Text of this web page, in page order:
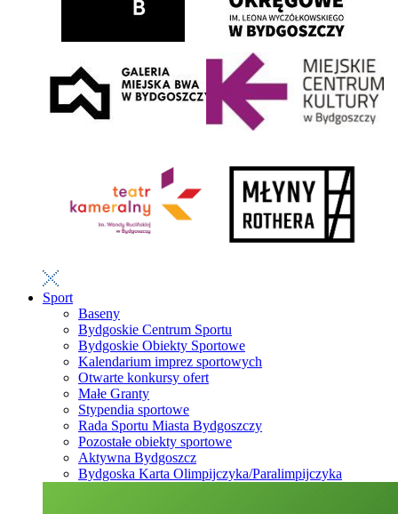
Sport
Baseny
Bydgoskie Centrum Sportu
Bydgoskie Obiekty Sportowe
Kalendarium imprez sportowych
Otwarte konkursy ofert
Małe Granty
Stypendia sportowe
Rada Sportu Miasta Bydgoszczy
Pozostałe obiekty sportowe
Aktywna Bydgoszcz
Bydgoska Karta Olimpijczyka/Paralimpijczyka